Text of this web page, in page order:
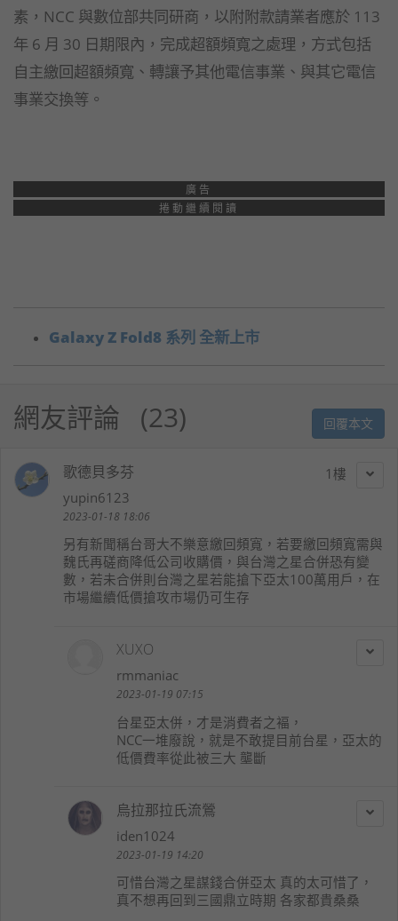
素，NCC 與數位部共同研商，以附附款請業者應於 113
年 6 月 30 日期限內，完成超額頻寬之處理，方式包括
自主繳回超額頻寬、轉讓予其他電信事業、與其它電信
事業交換等。
廣告
捲動繼續閱讀
Galaxy Z Fold8 系列 全新上市
網友評論 23 回覆本文
1
歌德貝多芬
yupin6123
2023-01-18 18:06
另有新聞稱台哥大不樂意繳回頻寬，若要繳回頻寬需與
魏氏再磋商降低公司收購價，與台灣之星合併恐有變
數，若未合併則台灣之星若能搶下亞太100萬用戶，在
市場繼續低價搶攻市場仍可生存
XUXO
rmmaniac
2023-01-19 07:15
台星亞太併，才是消費者之褔，
NCC一堆廢說，就是不敢提目前台星，亞太的
低價費率從此被三大 壟斷
烏拉那拉氏流鶯
iden1024
2023-01-19 14:20
可惜台灣之星謀錢合併亞太 真的太可惜了，
真不想再回到三國鼎立時期 各家都貴桑桑